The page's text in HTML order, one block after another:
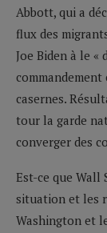
Abbott, qui a
flux des
Joe Biden à le
casernes.
tour la garde
converger des
Est-ce que Wall
situation et les
Washington et